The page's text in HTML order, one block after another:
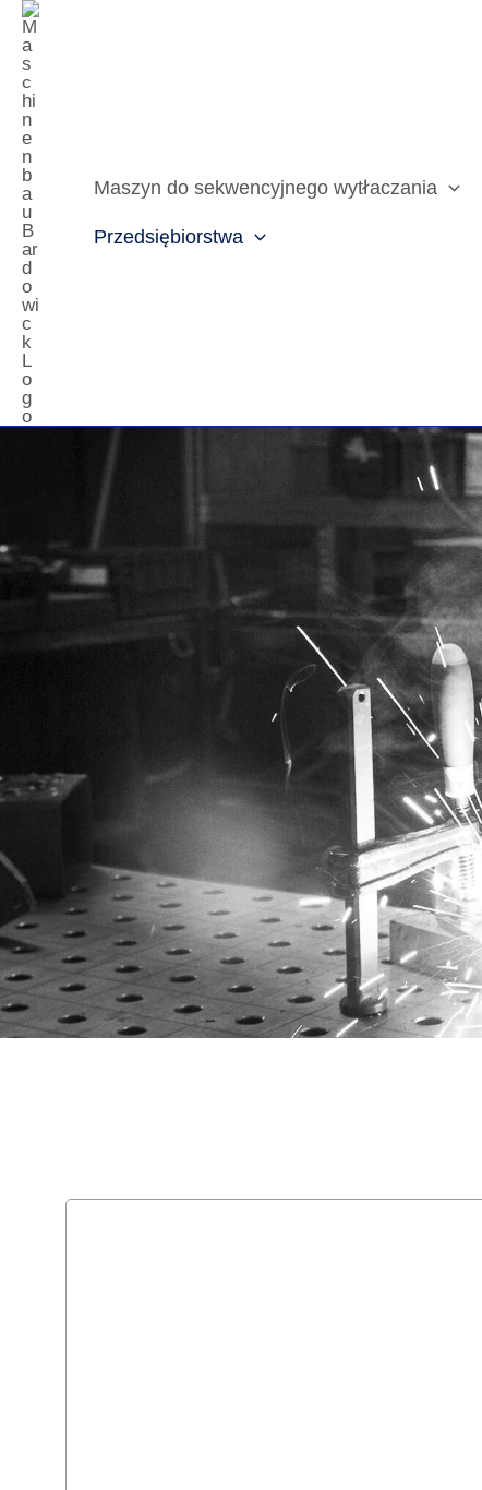
Przejdź
treści
Maszyn do sekwencyjnego wytłaczania
Przedsiębiorstwa